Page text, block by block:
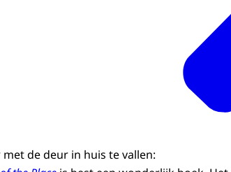
met de deur in huis te vallen: